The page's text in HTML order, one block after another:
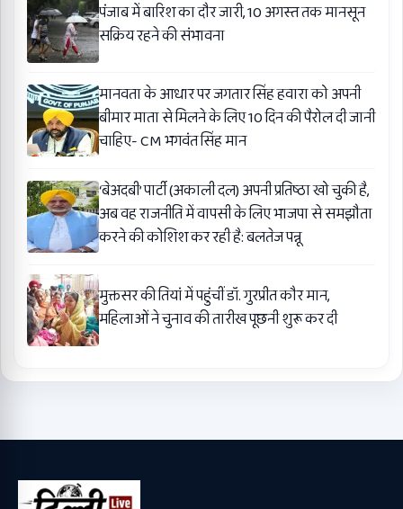
पंजाब में बारिश का दौर जारी, 10 अगस्त तक मानसून
सक्रिय रहने की संभावना
मानवता के आधार पर जगतार सिंह हवारा को अपनी
बीमार माता से मिलने के लिए 10 दिन की पैरोल दी जानी
चाहिए- CM भगवंत सिंह मान
‘बेअदबी’ पार्टी (अकाली दल) अपनी प्रतिष्ठा खो चुकी है,
अब वह राजनीति में वापसी के लिए भाजपा से समझौता
करने की कोशिश कर रही है: बलतेज पन्नू
मुक्तसर की तियां में पहुंचीं डॉ. गुरप्रीत कौर मान,
महिलाओं ने चुनाव की तारीख पूछनी शुरू कर दी